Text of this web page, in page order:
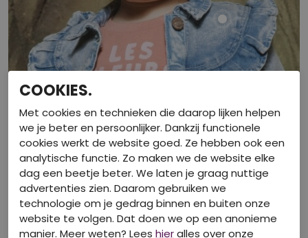
Bekijk look
COOKIES.
Met cookies en technieken die daarop lijken helpen
we je beter en persoonlijker. Dankzij functionele
cookies werkt de website goed. Ze hebben ook een
analytische functie. Zo maken we de website elke
dag een beetje beter. We laten je graag nuttige
advertenties zien. Daarom gebruiken we
technologie om je gedrag binnen en buiten onze
website te volgen. Dat doen we op een anonieme
manier. Meer weten? Lees hieralles over onze